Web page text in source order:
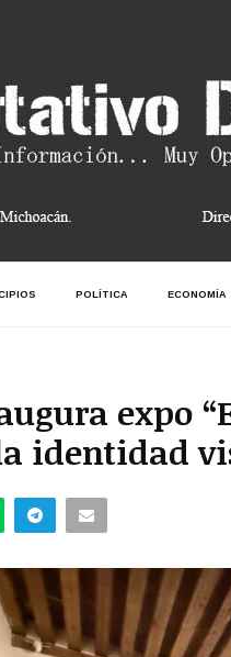
POLÍTICA ECONOMÍA
expo
identidad